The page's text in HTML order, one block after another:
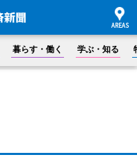
暮らす・働く 学ぶ・知る